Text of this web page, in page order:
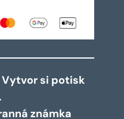
si potisk
známka